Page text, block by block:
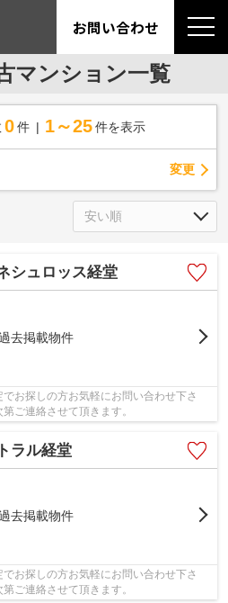
お問い合わせ
マンション一覧
0 件 1～25 件を表示
変更
シュロッス経堂
去掲載物件
お探しの方お気軽にお問い合わせ下さ
ご連絡させて頂きます。
ラル経堂
去掲載物件
お探しの方お気軽にお問い合わせ下さ
ご連絡させて頂きます。